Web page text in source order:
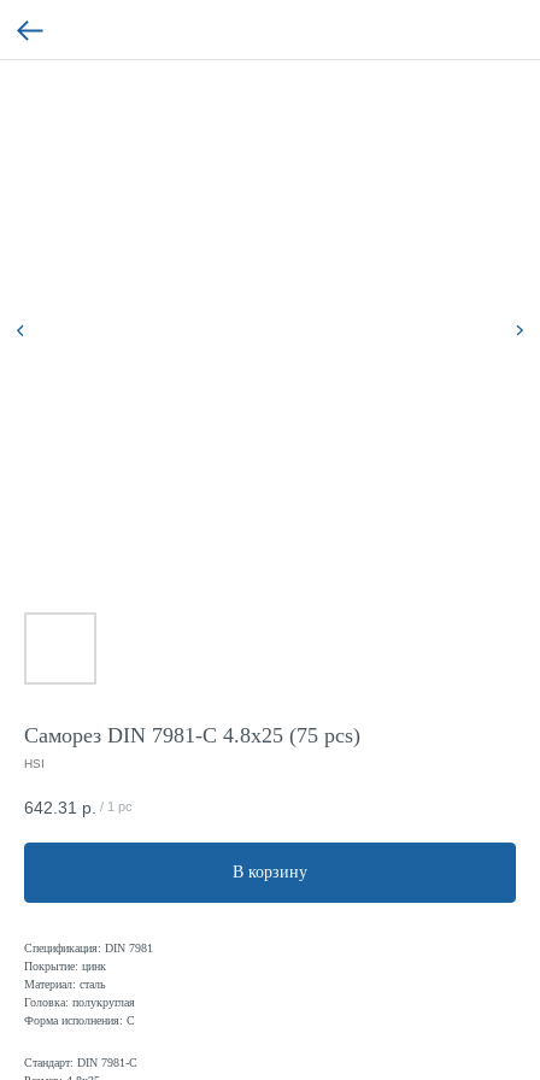
Саморез DIN 7981-C 4.8x25 (75 pcs)
HSI
642.31 р. / 1 pc
В корзину
Спецификация: DIN 7981
Покрытие: цинк
Материал: сталь
Головка: полукруглая
Форма исполнения: C
Стандарт: DIN 7981-C